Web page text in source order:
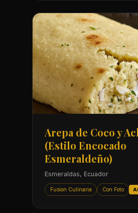
Arepa de Coco y
(Estilo Encocado
Esmeraldeño)
Esmeraldas, Ecuador
Fusion Culinaria Con Foto AI